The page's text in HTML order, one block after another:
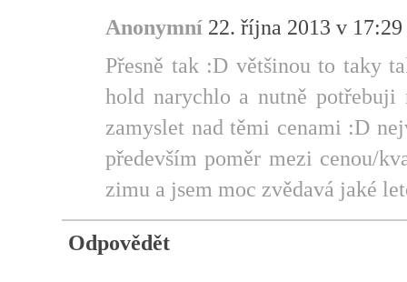
Anonymní 22. října 2013 v 17:29
Přesně tak :D většinou to taky
hold narychlo a nutně
zamyslet nad těmi cenami :D
především poměr mezi cenou/
zimu a jsem moc zvědavá jaké
Odpovědět